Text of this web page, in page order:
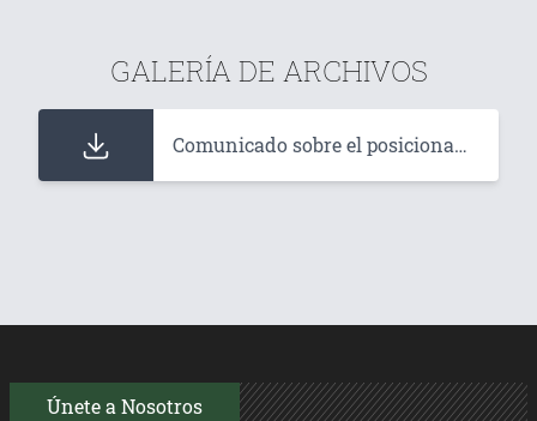
GALERÍA DE ARCHIVOS
Comunicado sobre el posicionamiento de Intersindical Canaria.
Únete a Nosotros